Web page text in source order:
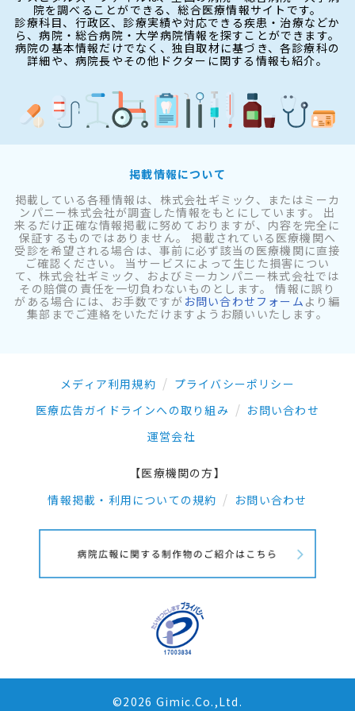
院を調べることができる、総合医療情報サイトです。
診療科目、行政区、診療実績や対応できる疾患・治療などか
ら、病院・総合病院・大学病院情報を探すことができます。
病院の基本情報だけでなく、独自取材に基づき、各診療科の
詳細や、病院長やその他ドクターに関する情報も紹介。
掲載情報について
掲載している各種情報は、株式会社ギミック、またはミーカ
ンパニー株式会社が調査した情報をもとにしています。 出
来るだけ正確な情報掲載に努めておりますが、内容を完全に
保証するものではありません。 掲載されている医療機関へ
受診を希望される場合は、事前に必ず該当の医療機関に直接
ご確認ください。 当サービスによって生じた損害につい
て、株式会社ギミック、およびミーカンパニー株式会社では
その賠償の責任を一切負わないものとします。 情報に誤り
がある場合には、お手数ですが お問い合わせフォーム より編
集部までご連絡をいただけますようお願いいたします。
メディア利用規約
プライバシーポリシー
医療広告ガイドラインへの取り組み
お問い合わせ
運営会社
【医療機関の方】
情報掲載・利用についての規約
お問い合わせ
©2026 Gimic.Co.,Ltd.